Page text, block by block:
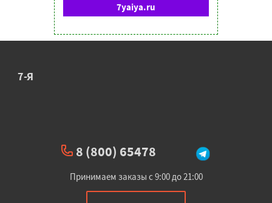
7yaiya.ru
7-Я
8 (800) 65478
Принимаем заказы с 9:00 до 21:00